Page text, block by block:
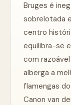
Bruges é
sobrelotada
centro
equilibra-se
com
alberga a
flamengas do
Canon van